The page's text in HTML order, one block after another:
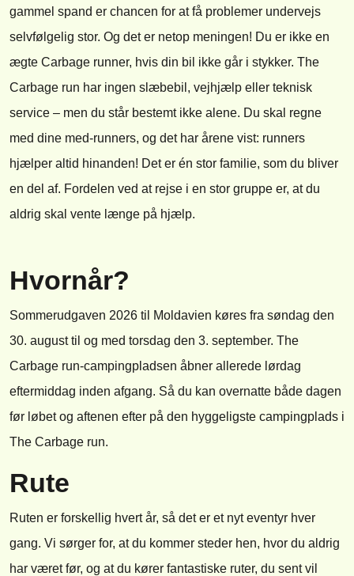
gammel spand er chancen for at få problemer undervejs
selvfølgelig stor. Og det er netop meningen! Du er ikke en
ægte Carbage runner, hvis din bil ikke går i stykker. The
Carbage run har ingen slæbebil, vejhjælp eller teknisk
service – men du står bestemt ikke alene. Du skal regne
med dine med-runners, og det har årene vist: runners
hjælper altid hinanden! Det er én stor familie, som du bliver
en del af. Fordelen ved at rejse i en stor gruppe er, at du
aldrig skal vente længe på hjælp.
Hvornår?
Sommerudgaven 2026 til Moldavien køres fra søndag den
30. august til og med torsdag den 3. september. The
Carbage run-campingpladsen åbner allerede lørdag
eftermiddag inden afgang. Så du kan overnatte både dagen
før løbet og aftenen efter på den hyggeligste campingplads i
The Carbage run.
Rute
Ruten er forskellig hvert år, så det er et nyt eventyr hver
gang. Vi sørger for, at du kommer steder hen, hvor du aldrig
har været før, og at du kører fantastiske ruter, du sent vil